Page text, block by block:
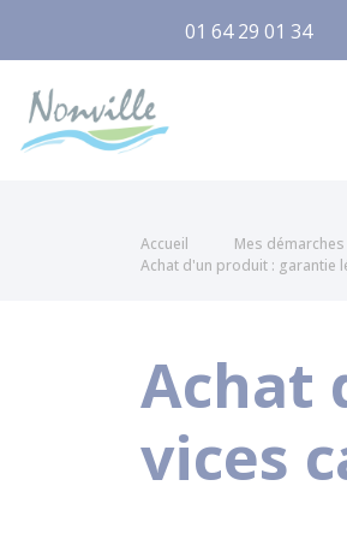
01 64 29 01 34
Accueil Mes démarches
Achat d'un produit : garantie
Achat
vices